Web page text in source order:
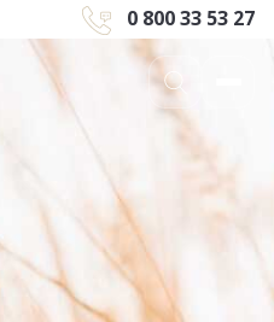
0 800 33 53 27